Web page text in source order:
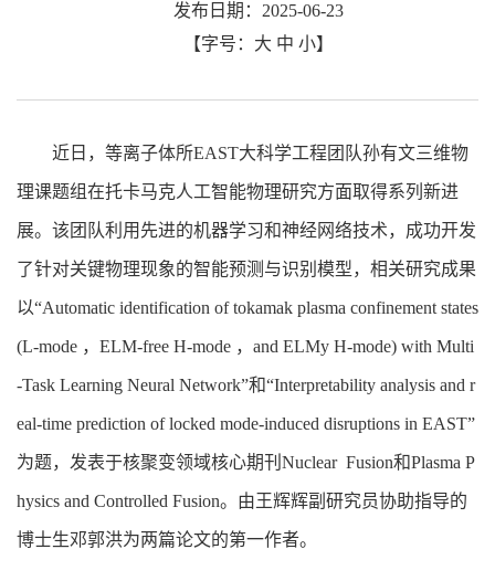
发布日期：2025-06-23
【字号： 大 中 小】
近日，等离子体所EAST大科学工程团队孙有文三维物
理课题组在托卡马克人工智能物理研究方面取得系列新进
展。该团队利用先进的机器学习和神经网络技术，成功开发
了针对关键物理现象的智能预测与识别模型，相关研究成果
以“Automatic identification of tokamak plasma confinement states
(L-mode ，ELM-free H-mode ，and ELMy H-mode) with Multi
-Task Learning Neural Network”和“Interpretability analysis and r
eal-time prediction of locked mode-induced disruptions in EAST”
为题，发表于核聚变领域核心期刊Nuclear Fusion和Plasma P
hysics and Controlled Fusion。由王辉辉副研究员协助指导的
博士生邓郭洪为两篇论文的第一作者。